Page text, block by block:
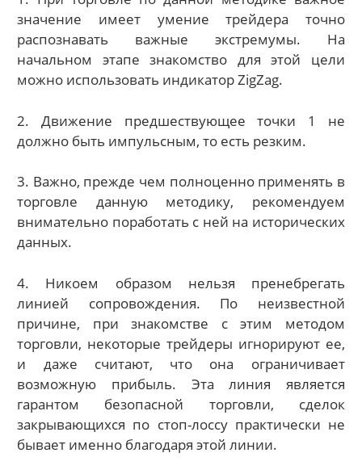
значение имеет умение трейдера точно
распознавать важные экстремумы. На
начальном этапе знакомство для этой цели
можно использовать индикатор ZigZag.
2. Движение предшествующее точки 1 не
должно быть импульсным, то есть резким.
3. Важно, прежде чем полноценно применять в
торговле данную методику, рекомендуем
внимательно поработать с ней на исторических
данных.
4. Никоем образом нельзя пренебрегать
линией сопровождения. По неизвестной
причине, при знакомстве с этим методом
торговли, некоторые трейдеры игнорируют ее,
и даже считают, что она ограничивает
возможную прибыль. Эта линия является
гарантом безопасной торговли, сделок
закрывающихся по стоп-лоссу практически не
бывает именно благодаря этой линии.